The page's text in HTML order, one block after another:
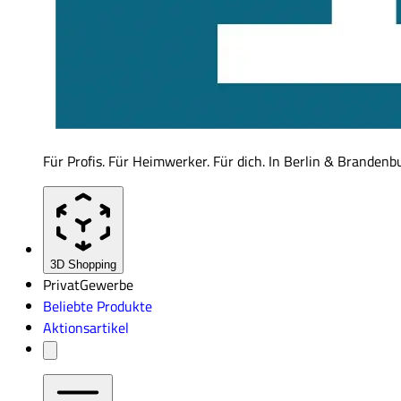
Für Profis. Für Heimwerker. Für dich. In Berlin &
3D Shopping
PrivatGewerbe
Beliebte Produkte
Aktionsartikel